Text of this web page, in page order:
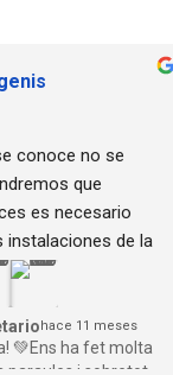
conoce no se
que
es necesario
instalaciones de la
cuidado
y Judit son unos
ellos visitamos el
hace 11 meses
💚Ens ha fet molta
paraules i sobretot